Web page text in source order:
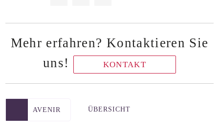
Mehr erfahren? Kontaktieren Sie
uns!
KONTAKT
AVENIR ÜBERSICHT